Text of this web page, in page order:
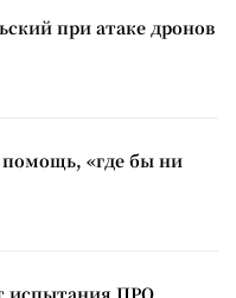
при атаке дронов
«где бы ни
испытания ПРО